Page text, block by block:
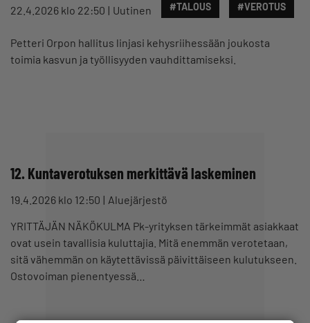
22.4.2026 klo 22:50 Uutinen #TALOUS #VEROTUS
Petteri Orpon hallitus linjasi kehysriihessään joukosta
toimia kasvun ja työllisyyden vauhdittamiseksi.
12. Kuntaverotuksen merkittävä laskeminen
19.4.2026 klo 12:50
Aluejärjestö
YRITTÄJÄN NÄKÖKULMA Pk-yrityksen tärkeimmät asiakkaat
ovat usein tavallisia kuluttajia. Mitä enemmän verotetaan,
sitä vähemmän on käytettävissä päivittäiseen kulutukseen.
Ostovoiman pienentyessä…